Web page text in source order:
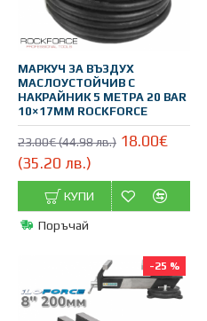
МАРКУЧ ЗА ВЪЗДУХ
МАСЛОУСТОЙЧИВ С
НАКРАЙНИК 5 МЕТРА 20 BAR
10×17ММ ROCKFORCE
23.00€ (44.98 лв.) 18.00€
(35.20 лв.)
КУПИ
Поръчай
-25 %